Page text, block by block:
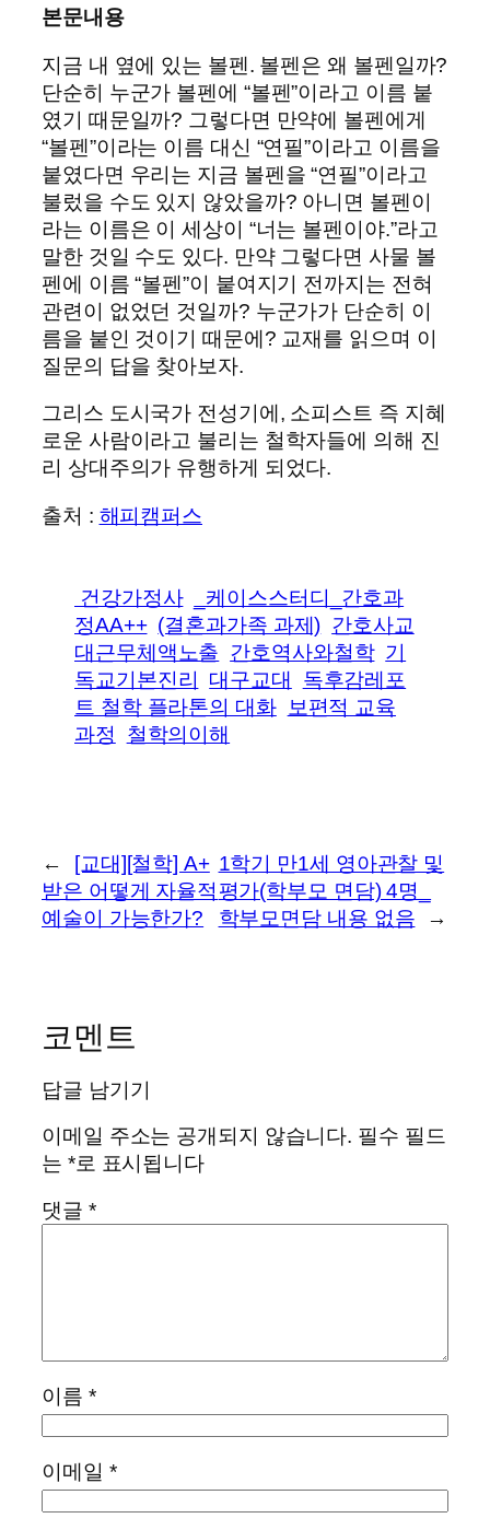
본문내용
지금 내 옆에 있는 볼펜. 볼펜은 왜 볼펜일까?
단순히 누군가 볼펜에 “볼펜”이라고 이름 붙
였기 때문일까? 그렇다면 만약에 볼펜에게
“볼펜”이라는 이름 대신 “연필”이라고 이름을
붙였다면 우리는 지금 볼펜을 “연필”이라고
불렀을 수도 있지 않았을까? 아니면 볼펜이
라는 이름은 이 세상이 “너는 볼펜이야.”라고
말한 것일 수도 있다. 만약 그렇다면 사물 볼
펜에 이름 “볼펜”이 붙여지기 전까지는 전혀
관련이 없었던 것일까? 누군가가 단순히 이
름을 붙인 것이기 때문에? 교재를 읽으며 이
질문의 답을 찾아보자.
그리스 도시국가 전성기에, 소피스트 즉 지혜
로운 사람이라고 불리는 철학자들에 의해 진
리 상대주의가 유행하게 되었다.
출처 : 해피캠퍼스
건강가정사
_케이스스터디_간호과
정AA++ (결혼과가족 과제) 간호사교
대근무체액노출 간호역사와철학 기
독교기본진리
대구교대
독후감레포
트 철학 플라톤의 대화
보편적 교육
과정
철학의이해
←
[교대][철학] A+
받은 어떻게 자율적
예술이 가능한가?
1학기 만1세 영아관찰 및
평가(학부모 면담) 4명_
학부모면담 내용 없음
→
코멘트
답글 남기기
이메일 주소는 공개되지 않습니다. 필수 필드
는 *로 표시됩니다
댓글 *
이름 *
이메일 *